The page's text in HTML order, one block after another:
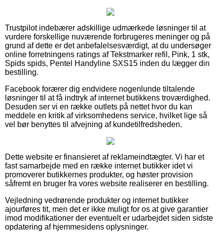
Trustpilot indebærer adskillige udmærkede løsninger til at
vurdere forskellige nuværende forbrugeres meninger og på
grund af dette er det anbefalelsesværdigt, at du undersøger
online forretningens ratings af Tekstmarker refil, Pink, 1 stk,
Spids spids, Pentel Handyline SXS15 inden du lægger din
bestilling.
Facebook forærer dig endvidere nogenlunde tiltalende
løsninger til at få indtryk af internet butikkens troværdighed.
Desuden ser vi en række outlets på nettet hvor du kan
meddele en kritik af virksomhedens service, hvilket lige så
vel bør benyttes til afvejning af kundetilfredsheden.
Dette website er finansieret af reklameindtægter. Vi har et
fast samarbejde med en række internet butikker idet vi
promoverer butikkernes produkter, og høster provision
såfremt en bruger fra vores website realiserer en bestilling.
Vejledning vedrørende produkter og internet butikker
ajourføres tit, men det er ikke muligt for os at give garantier
imod modifikationer der eventuelt er udarbejdet siden sidste
opdatering af hjemmesidens oplysninger.